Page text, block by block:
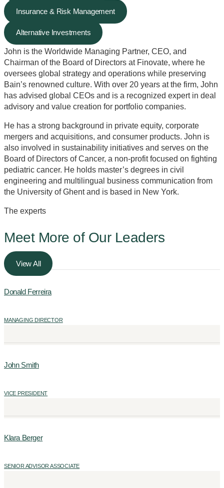
Insurance & Risk Management
Alternative Investments
John is the Worldwide Managing Partner, CEO, and
Chairman of the Board of Directors at Finovate, where he
oversees global strategy and operations while preserving
Bain’s renowned culture. With over 20 years at the firm, John
has advised global CEOs and is a recognized expert in deal
advisory and value creation for portfolio companies.
He has a strong background in private equity, corporate
mergers and acquisitions, and consumer products. John is
also involved in sustainability initiatives and serves on the
Board of Directors of Cancer, a non-profit focused on fighting
pediatric cancer. He holds master’s degrees in civil
engineering and multilingual business communication from
the University of Ghent and is based in New York.
The experts
Meet More of Our Leaders
View All
Donald Ferreira
MANAGING DIRECTOR
John Smith
VICE PRESIDENT
Klara Berger
SENIOR ADVISOR ASSOCIATE